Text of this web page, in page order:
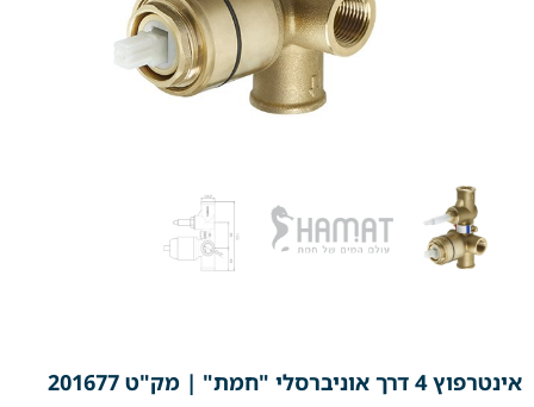
אינטרפוץ 4 דרך אוניברסלי "חמת" | מק"ט 201677